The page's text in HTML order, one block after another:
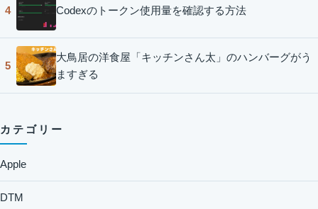
4 Codexのトークン使用量を確認する方法
5
大鳥居の洋食屋「キッチンさん太」のハンバーグがう
ますぎる
カテゴリー
Apple
DTM